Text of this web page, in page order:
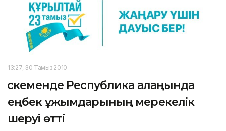
13:27, 30 Тамыз 2010
Өскеменде Республика алаңында
еңбек ұжымдарының мерекелік
шеруі өтті